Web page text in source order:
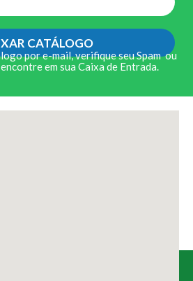
CATÁLOGO
por e-mail, verifique seu Spam ou
em sua Caixa de Entrada.